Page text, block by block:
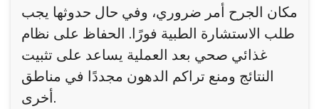
مكان الجرح أمر ضروري، وفي حال حدوثها يجب
طلب الاستشارة الطبية فورًا. الحفاظ على نظام
غذائي صحي بعد العملية يساعد على تثبيت
النتائج ومنع تراكم الدهون مجددًا في مناطق
أخرى.